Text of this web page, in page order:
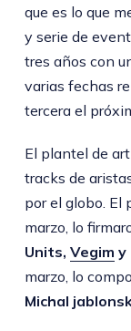
que es lo que
y serie de
tres años con
varias fechas
tercera el
El plantel de
tracks de
por el globo. El
marzo, lo
Units, Vegim y
marzo, lo
Michal